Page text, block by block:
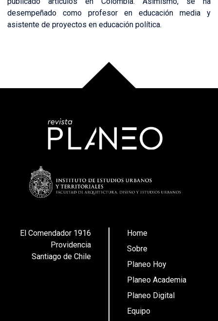
desempeñado como profesor en educación media y
asistente de proyectos en educación política.
El Comendador 1916
Providencia
Santiago de Chile
Home
Sobre
Planeo Hoy
Planeo Academia
Planeo Digital
Equipo